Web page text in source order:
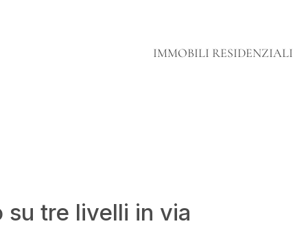
IMMOBILI RESIDENZIALI
tre livelli in via